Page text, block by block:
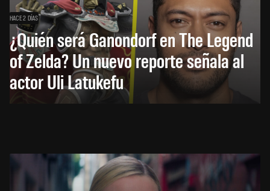
HACE 2 DÍAS
¿Quién será Ganondorf en The Legend
of Zelda? Un nuevo reporte señala al
actor Uli Latukefu